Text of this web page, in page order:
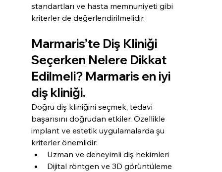
standartları ve hasta memnuniyeti gibi
kriterler de değerlendirilmelidir.
Marmaris’te Diş Kliniği
Seçerken Nelere Dikkat
Edilmeli? Marmaris en iyi
diş kliniği.
Doğru diş kliniğini seçmek, tedavi
başarısını doğrudan etkiler. Özellikle
implant ve estetik uygulamalarda şu
kriterler önemlidir:
Uzman ve deneyimli diş hekimleri
Dijital röntgen ve 3D görüntüleme